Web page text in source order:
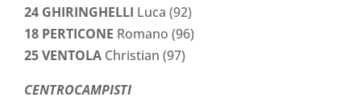
24 GHIRINGHELLI Luca (92)
18 PERTICONE Romano (96)
25 VENTOLA Christian (97)
CENTROCAMPISTI